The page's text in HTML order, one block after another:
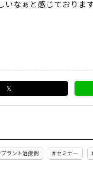
いなぁと感じております
𝕏
ラント治療例 セミナー